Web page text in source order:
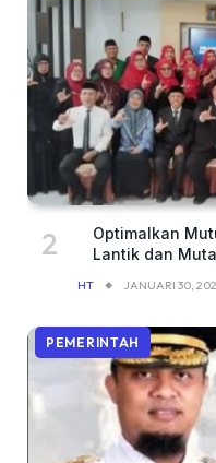
Optimalkan
Lantik dan
HT JANUARI 30,
PEMERINTAH